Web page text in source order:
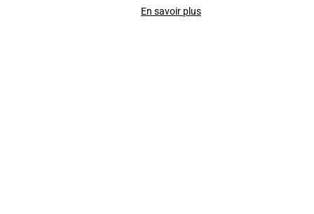
En savoir plus